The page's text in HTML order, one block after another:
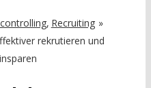
Recruiting
rekrutieren und